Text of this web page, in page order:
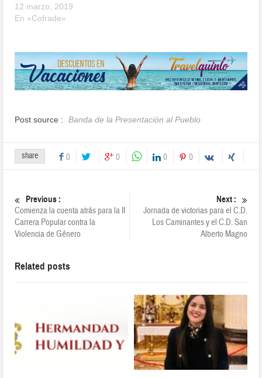
12 marzo, 2019
En «Cofrade»
Post source : Banda de la Presentación al Pueblo
share 0 0 0 0
Previous :
Comienza la cuenta atrás para la II
Carrera Popular contra la
Violencia de Género
Next :
Jornada de victorias para el C.D.
Los Caminantes y el C.D. San
Alberto Magno
Related posts